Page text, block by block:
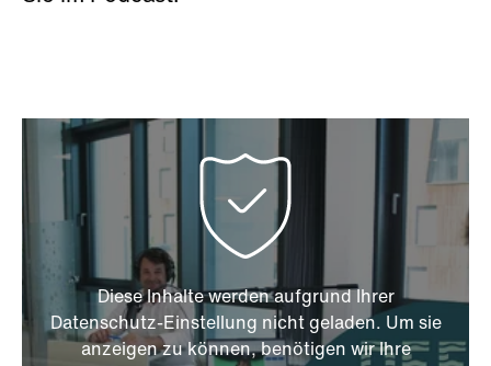
Diese Inhalte werden aufgrund Ihrer
Datenschutz-Einstellung nicht geladen. Um sie
anzeigen zu können, benötigen wir Ihre